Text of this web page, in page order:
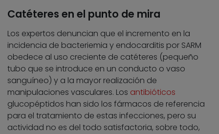
Catéteres en el punto de mira
Los expertos denuncian que el incremento en la
incidencia de bacteriemia y endocarditis por SARM
obedece al uso creciente de catéteres (pequeño
tubo que se introduce en un conducto o vaso
sanguíneo) y a la mayor realización de
manipulaciones vasculares. Los antibióticos
glucopéptidos han sido los fármacos de referencia
para el tratamiento de estas infecciones, pero su
actividad no es del todo satisfactoria, sobre todo,